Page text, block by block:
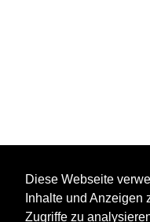
Diese Webseite
Inhalte und Anzeigen
Zugriffe zu